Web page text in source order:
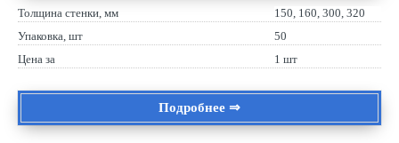
Толщина стенки, мм
150, 160, 300, 320
Упаковка, шт
50
Цена за
1 шт
Подробнее ⇒